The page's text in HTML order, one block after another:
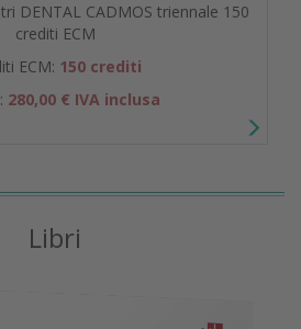
DENTAL CADMOS triennale 150
crediti ECM
ECM: 150 crediti
280,00 € IVA inclusa
Libri